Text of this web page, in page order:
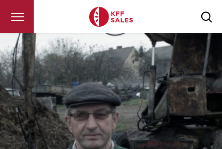
KFF Sales